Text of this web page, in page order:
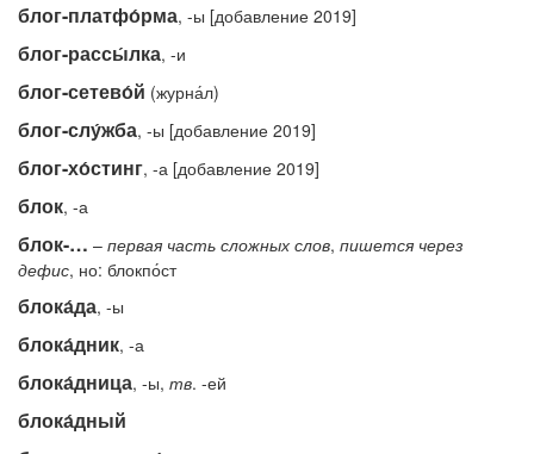
блог-платфо́рма, -ы [добавление 2019]
блог-рассы́лка, -и
блог-сетево́й (журна́л)
блог-слу́жба, -ы [добавление 2019]
блог-хо́стинг, -а [добавление 2019]
блок, -а
блок-… – первая часть сложных слов, пишется через
дефис, но: блокпо́ст
блока́да, -ы
блока́дник, -а
блока́дница, -ы, тв. -ей
блока́дный